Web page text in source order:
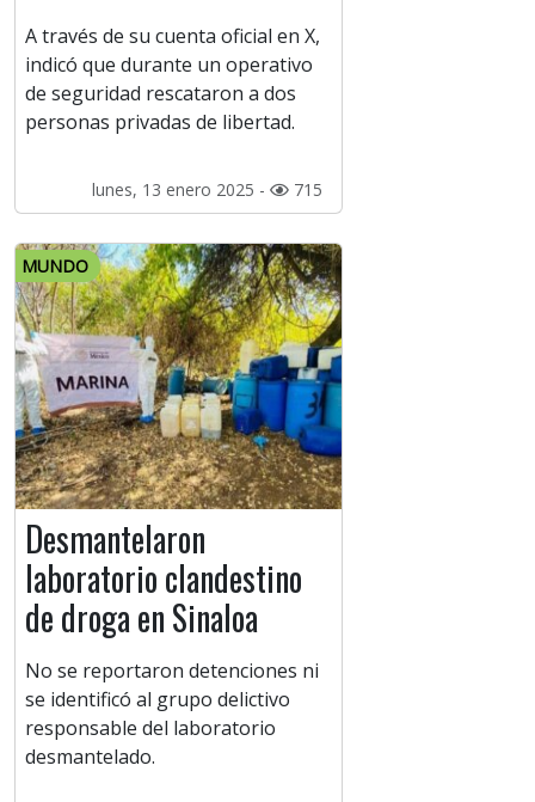
A través de su cuenta oficial en X,
indicó que durante un operativo
de seguridad rescataron a dos
personas privadas de libertad.
lunes, 13 enero 2025 - 715
MUNDO
Desmantelaron
laboratorio clandestino
de droga en Sinaloa
No se reportaron detenciones ni
se identificó al grupo delictivo
responsable del laboratorio
desmantelado.